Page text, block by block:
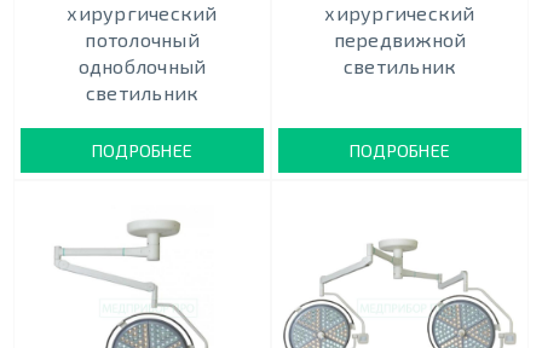
хирургический
потолочный
одноблочный
светильник
ПОДРОБНЕЕ
хирургический
передвижной
светильник
ПОДРОБНЕЕ